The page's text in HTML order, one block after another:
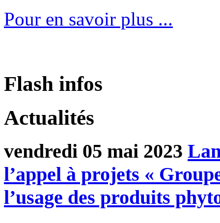
Pour en savoir plus ...
Flash infos
Actualités
vendredi 05 mai 2023
l’appel à projets «
l’usage des produits